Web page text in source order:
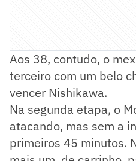
Aos 38, contudo, o
terceiro com um belo
vencer Nishikawa.
Na segunda etapa, o
atacando, mas sem a
primeiros 45 minutos.